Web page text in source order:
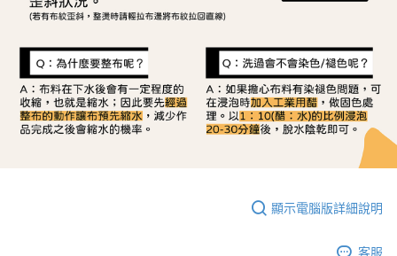
顯示電腦版詳細說明
客服